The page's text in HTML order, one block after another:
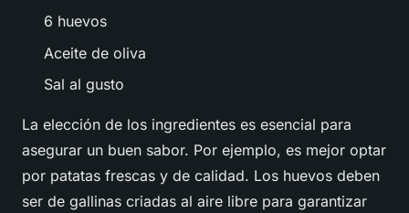
6 huevos
Aceite de oliva
Sal al gusto
La elección de los ingredientes es esencial para
asegurar un buen sabor. Por ejemplo, es mejor optar
por patatas frescas y de calidad. Los huevos deben
ser de gallinas criadas al aire libre para garantizar